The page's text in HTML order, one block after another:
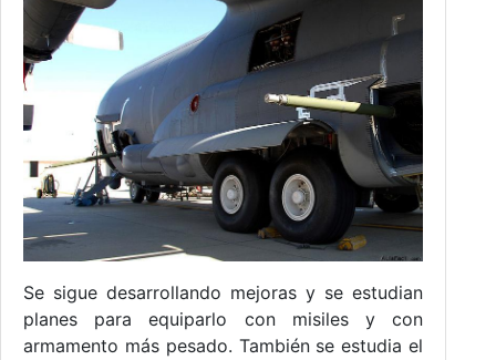
Se sigue desarrollando mejoras y se estudian
planes para equiparlo con misiles y con
armamento más pesado. También se estudia el